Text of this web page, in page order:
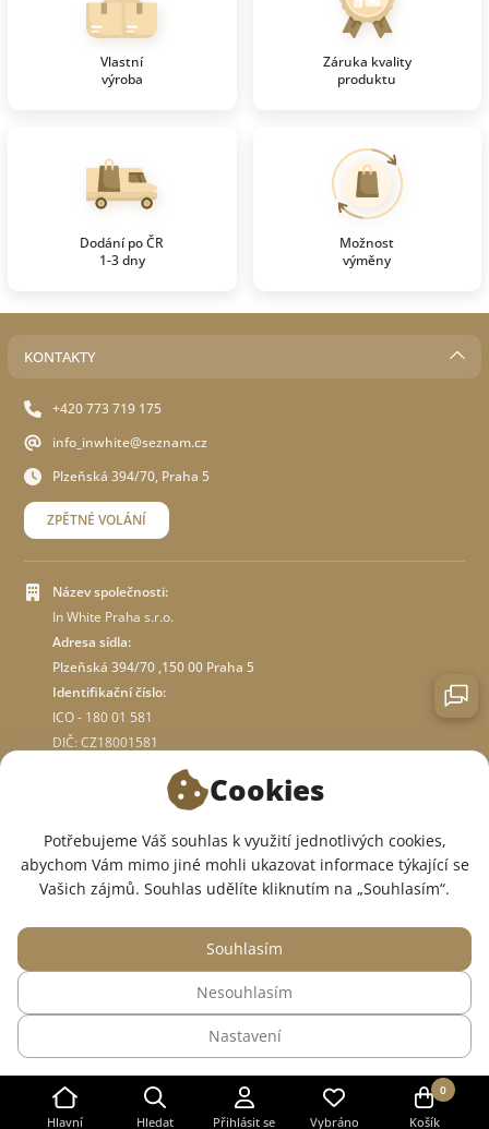
Hlavní Hledat Přihlásit se Vybráno
0
Košík
Vlastní
výroba
Záruka kvality
produktu
Dodání po ČR
1-3 dny
Možnost
výměny
KONTAKTY
+420 773 719 175
info_inwhite@seznam.cz
Plzeňská 394/70, Praha 5
ZPĚTNÉ VOLÁNÍ
Název společnosti:
In White Praha s.r.o.
Adresa sídla:
Plzeňská 394/70 ,150 00 Praha 5
Identifikační číslo:
ICO - 180 01 581
DIČ: CZ18001581
JSME V SOCIÁLNÍCH SÍTÍCH:
© 2015 — 2026, Internetový obchod se zdravotním oblečením InWhite.
Web vytvořilSago Group
Cookies
Potřebujeme Váš souhlas k využití jednotlivých cookies,
abychom Vám mimo jiné mohli ukazovat informace týkající se
Vašich zájmů. Souhlas udělíte kliknutím na „Souhlasím“.
Nastavení
Nesouhlasím
Souhlasím